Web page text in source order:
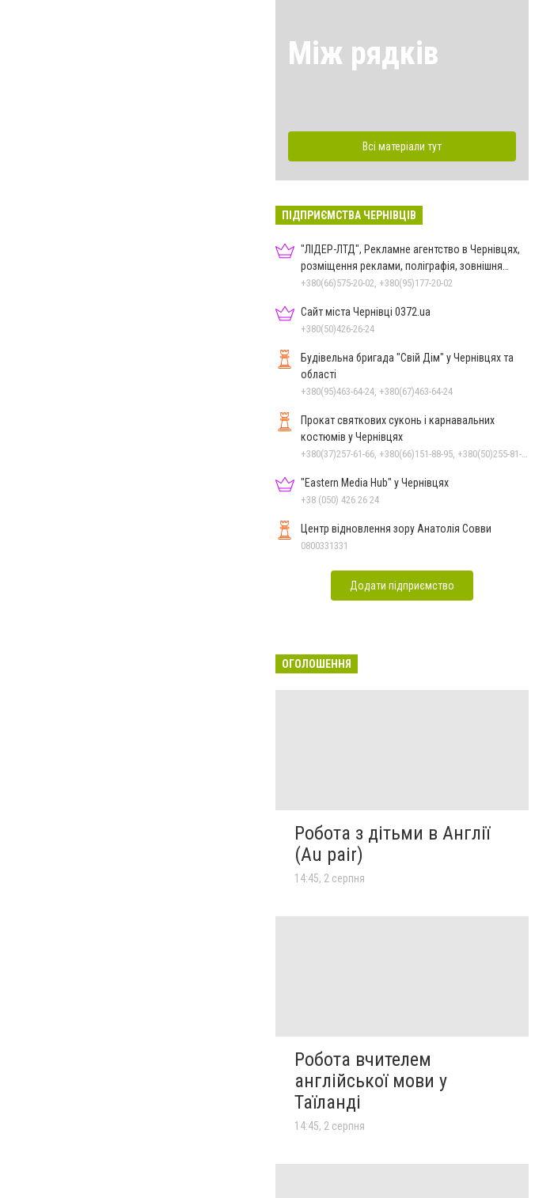
Між рядків
Всі матеріали тут
ПІДПРИЄМСТВА ЧЕРНІВЦІВ
"ЛІДЕР-ЛТД", Рекламне агентство в Чернівцях,
розміщення реклами, поліграфія, зовнішня
реклама
+380(66)575-20-02, +380(95)177-20-02
Сайт міста Чернівці 0372.ua
+380(50)426-26-24
Будівельна бригада "Свій Дім" у Чернівцях та
області
+380(95)463-64-24, +380(67)463-64-24
Прокат святкових суконь і карнавальних
костюмів у Чернівцях
"Eastern Media Hub" у Чернівцях
+38 (050) 426 26 24
Центр відновлення зору Анатолія Совви
0800331331
Додати підприємство
ОГОЛОШЕННЯ
Робота з дітьми в Англії
(Au pair)
14:45, 2 серпня
Робота вчителем
англійської мови у
Таїланді
14:45, 2 серпня